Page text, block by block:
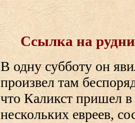
Ссылка на
В одну субботу он
произвел там
что Каликст пришел в
нескольких евреев,